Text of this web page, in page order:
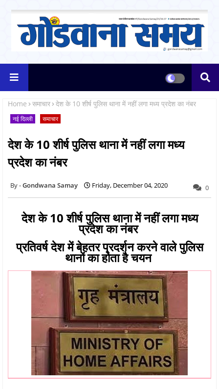
Home समाचार देश के 10 शीर्ष पुलिस थाना में नहीं लगा मध्य प्रदेश का नंबर
नई दिल्ली समाचार
देश के 10 शीर्ष पुलिस थाना में नहीं लगा मध्य
प्रदेश का नंबर
Gondwana Samay Friday, December 04, 2020 0
देश के 10 शीर्ष पुलिस थाना में नहीं लगा मध्य
प्रदेश का नंबर
प्रतिवर्ष देश में बेहतर प्रदर्शन करने वाले पुलिस
थानों का होता है चयन